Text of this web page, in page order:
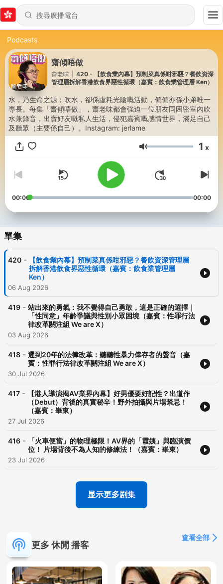
Podcasts
齋傾唔做
齋老味
420 - 【飲食業內幕】預制菜真係咁邪惡？餐飲資深
管理層拆解香港飲食界惡性循環（嘉賓：飲食業管理層 Ken）
水，乃生命之源；吹水，卻係虛耗光陰嘅活動，偏偏亦係小弟唯一
專長。每集「齋傾唔做」，齋老味都會強迫一位朋友同困密室內吹
水兼錄音，出賣好友嘅私人生活，侵犯嘉賓嘅感情世界，滿足自己
及聽眾（主要係自己）。Instagram: jerlame
音量 1 x
00:00 00:00
單集
420 -
【飲食業內幕】預制菜真係咁邪惡？餐飲資深管理層
拆解香港飲食界惡性循環（嘉賓：飲食業管理層
Ken）
06 Aug 2026
419 - 站出來的勇氣：我不覺得自己勇敢，這是正確的選擇｜
「性同意」年齡爭議與性別小眾困境（嘉賓：性罪行法
律改革關注組 We are X）
03 Aug 2026
418 - 遲到20年的法律改革：聽聽性暴力倖存者的聲音（嘉
賓：性罪行法律改革關注組 We are X）
30 Jul 2026
417 -
【港人導演揭AV業界內幕】好男優要好記性？出道作
（Debut）背後的真實秘辛！野外拍攝與片場禁忌！
（嘉賓：崋東）
27 Jul 2026
416 -
「火車便當」的物理極限！AV界的「霞姨」與臨演價
位！ 片場背後不為人知的修練法！（嘉賓：崋東）
23 Jul 2026
显示更多剧集
更多 休閒 播客
查看全部